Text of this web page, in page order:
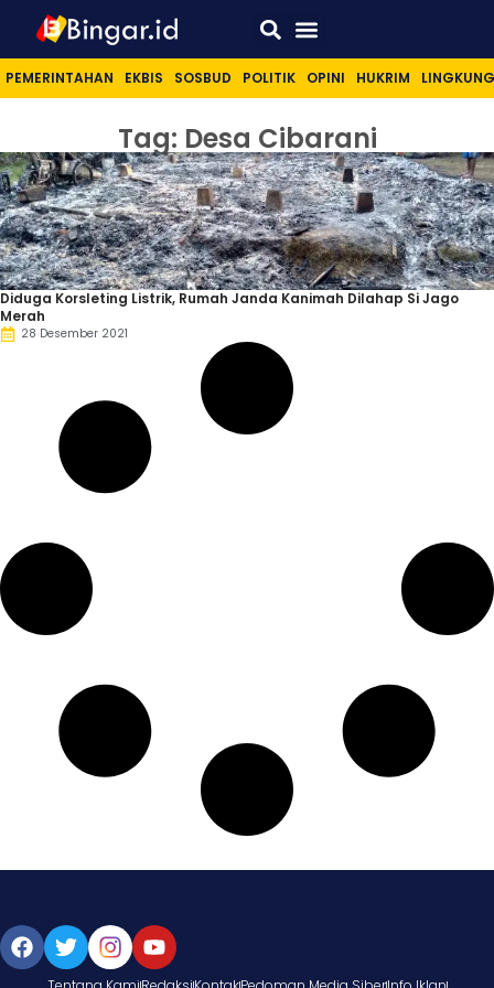
PEMERINTAHAN EKBIS SOSBUD POLITIK OPINI HUKRIM
Tag: Desa Cibarani
Diduga Korsleting Listrik, Rumah Janda Kanimah Dilahap Si Jago
Merah
28 Desember 2021